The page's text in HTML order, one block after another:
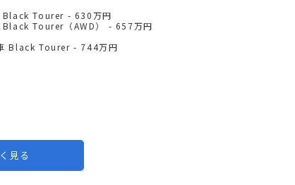
Black Tourer - 630万円
Black Tourer（AWD） - 657万円
Black Tourer - 744万円
見る